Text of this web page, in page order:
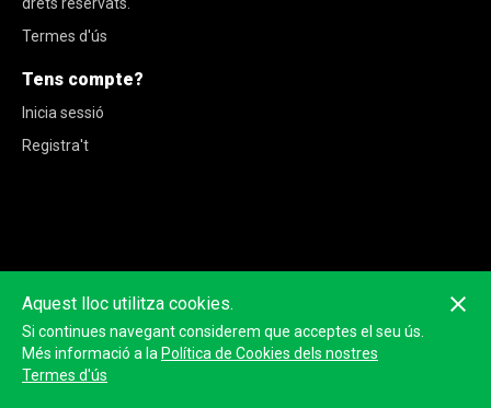
Termes d'ús
Tens compte?
Inicia sessió
Registra't
Aquest lloc utilitza cookies.
Si continues navegant considerem que acceptes el seu ús.
Més informació a la Política de Cookies dels nostres
Termes d'ús